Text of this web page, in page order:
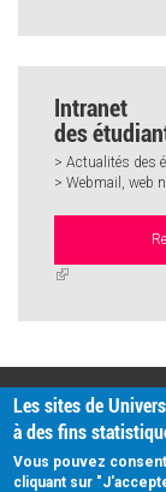
Intranet
des
> Actualités des
> Webmail, web
(link
PRATIQUE
Plan d'accès
Intranet
Mentions
Données
Les sites de
à des fins
Vous pouvez
cliquant sur